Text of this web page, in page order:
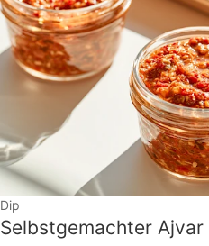
Dip
Selbstgemachter Ajvar